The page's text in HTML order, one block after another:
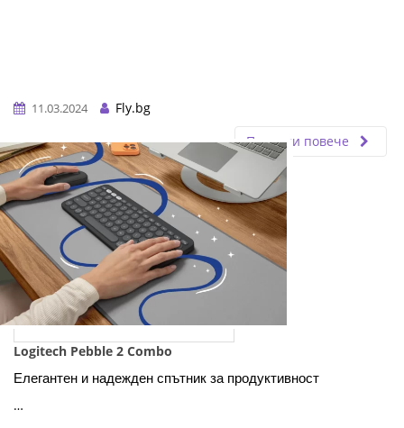
11.03.2024
Fly.bg
Прочети повече
Logitech Pebble 2 Combo
Елегантен и надежден спътник за продуктивност
…